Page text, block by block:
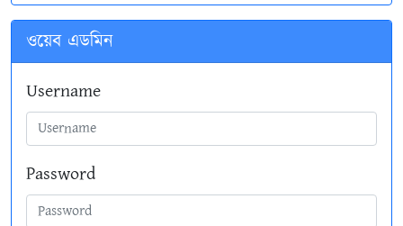
ওয়েব এডমিন
Username
Password